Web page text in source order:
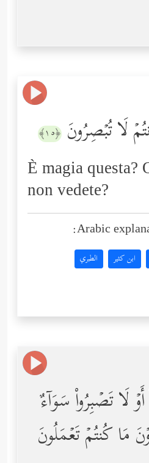
لَا تُبۡصِرُونَ ﴿١٥﴾
È magia questa?
non vedete?
Arabic
ابن كثير الطبري
لَا تَصۡبِرُواْ سَوَاۤءٌ
مَا كُنتُمۡ تَعۡمَلُونَ